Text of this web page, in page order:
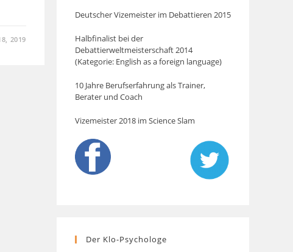
2019
Deutscher Vizemeister im Debattieren 2015
Halbfinalist bei der
Debattierweltmeisterschaft 2014
(Kategorie: English as a foreign language)
10 Jahre Berufserfahrung als Trainer,
Berater und Coach
Vizemeister 2018 im Science Slam
Der Klo-Psychologe